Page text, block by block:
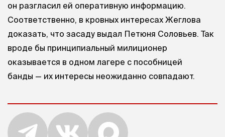
он разгласил ей оперативную информацию.
Соответственно, в кровных интересах Жеглова
доказать, что засаду выдал Петюня Соловьев. Так
вроде бы принципиальный милиционер
оказывается в одном лагере с пособницей
банды — их интересы неожиданно совпадают.